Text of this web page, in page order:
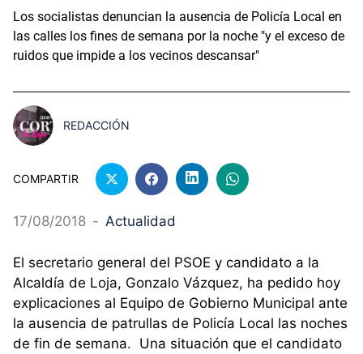
Los socialistas denuncian la ausencia de Policía Local en
las calles los fines de semana por la noche "y el exceso de
ruidos que impide a los vecinos descansar"
REDACCIÓN
COMPARTIR
17/08/2018 - Actualidad
El secretario general del PSOE y candidato a la
Alcaldía de Loja, Gonzalo Vázquez, ha pedido hoy
explicaciones al Equipo de Gobierno Municipal ante
la ausencia de patrullas de Policía Local las noches
de fin de semana. Una situación que el candidato